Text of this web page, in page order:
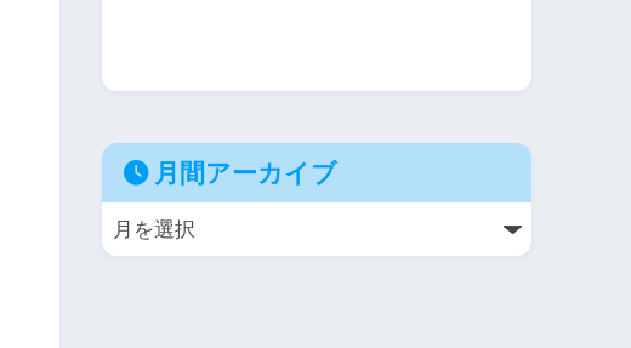
月間アーカイブ